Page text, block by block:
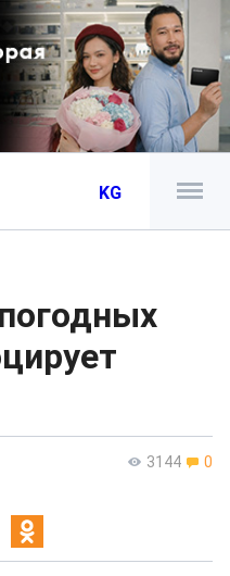
KG
3144 0